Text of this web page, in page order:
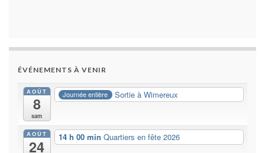
ÉVÉNEMENTS À VENIR
AOÛT
8
sam
Journée entière Sortie à Wimereux
AOÛT
24
14 h 00 min Quartiers en fête 2026